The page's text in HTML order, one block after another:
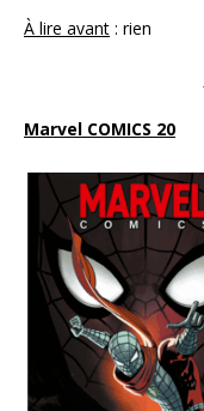
À lire avant : rien
Marvel COMICS 20